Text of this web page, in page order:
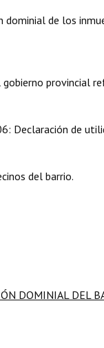
dominial de los
provincial
Declaración de
del barrio.
DOMINIAL DEL